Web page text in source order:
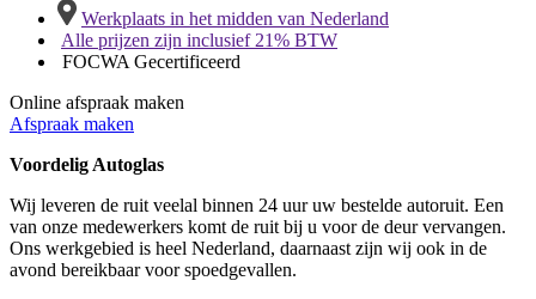
Werkplaats in het midden van Nederland
Alle prijzen zijn inclusief 21% BTW
FOCWA Gecertificeerd
Online afspraak maken
Afspraak maken
Voordelig Autoglas
Wij leveren de ruit veelal binnen 24 uur uw bestelde autoruit. Een
van onze medewerkers komt de ruit bij u voor de deur vervangen.
Ons werkgebied is heel Nederland, daarnaast zijn wij ook in de
avond bereikbaar voor spoedgevallen.